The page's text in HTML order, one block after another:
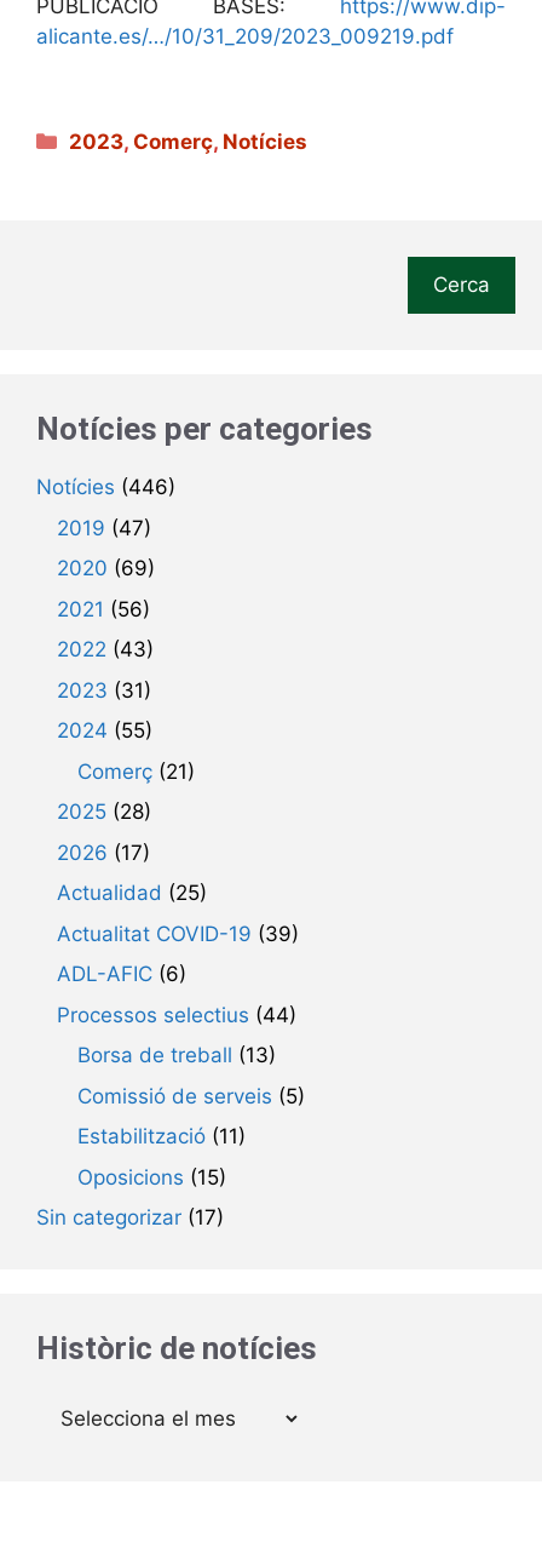
PUBLICACIÓ BASES: https://www.dip-
alicante.es/…/10/31_209/2023_009219.pdf
Categories
2023,Comerç, Notícies
Cerca
Notícies per categories
Notícies (446)
2019 (47)
2020 (69)
2021 (56)
2022 (43)
2023 (31)
2024 (55)
Comerç (21)
2025 (28)
2026 (17)
Actualidad (25)
Actualitat COVID-19 (39)
ADL-AFIC (6)
Processos selectius (44)
Borsa de treball (13)
Comissió de serveis (5)
Estabilització (11)
Oposicions (15)
Sin categorizar (17)
Històric de notícies
Arxius